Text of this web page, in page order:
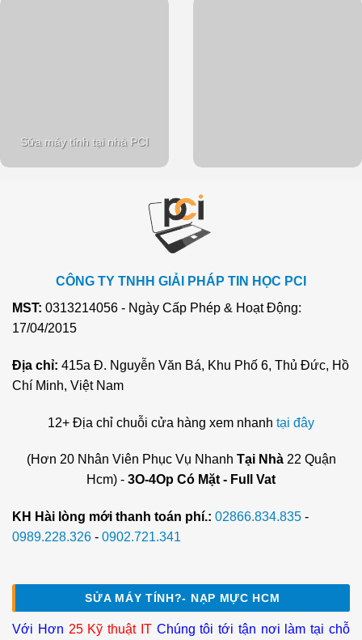
Sửa máy tính tại nhà PCI
CÔNG TY TNHH GIẢI PHÁP TIN HỌC PCI
MST: 0313214056 - Ngày Cấp Phép & Hoạt Động:
17/04/2015
Địa chỉ: 415a Đ. Nguyễn Văn Bá, Khu Phố 6, Thủ Đức, Hồ
Chí Minh, Việt Nam
12+ Địa chỉ chuỗi cửa hàng xem nhanh tại đây
(Hơn 20 Nhân Viên Phục Vụ Nhanh Tại Nhà22 Quận
Hcm) - 3O-4Op Có Mặt - Full Vat
KH Hài lòng mới thanh toán phí.: 02866.834.835 -
0989.228.326 - 0902.721.341
SỬA MÁY TÍNH?- NẠP MỰC HCM
Với Hơn 25 Kỹ thuật ITChúng tôi tới tận nơi làm tại chỗ